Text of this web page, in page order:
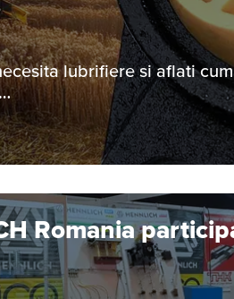
lubrifiere si aflati cum
Romania